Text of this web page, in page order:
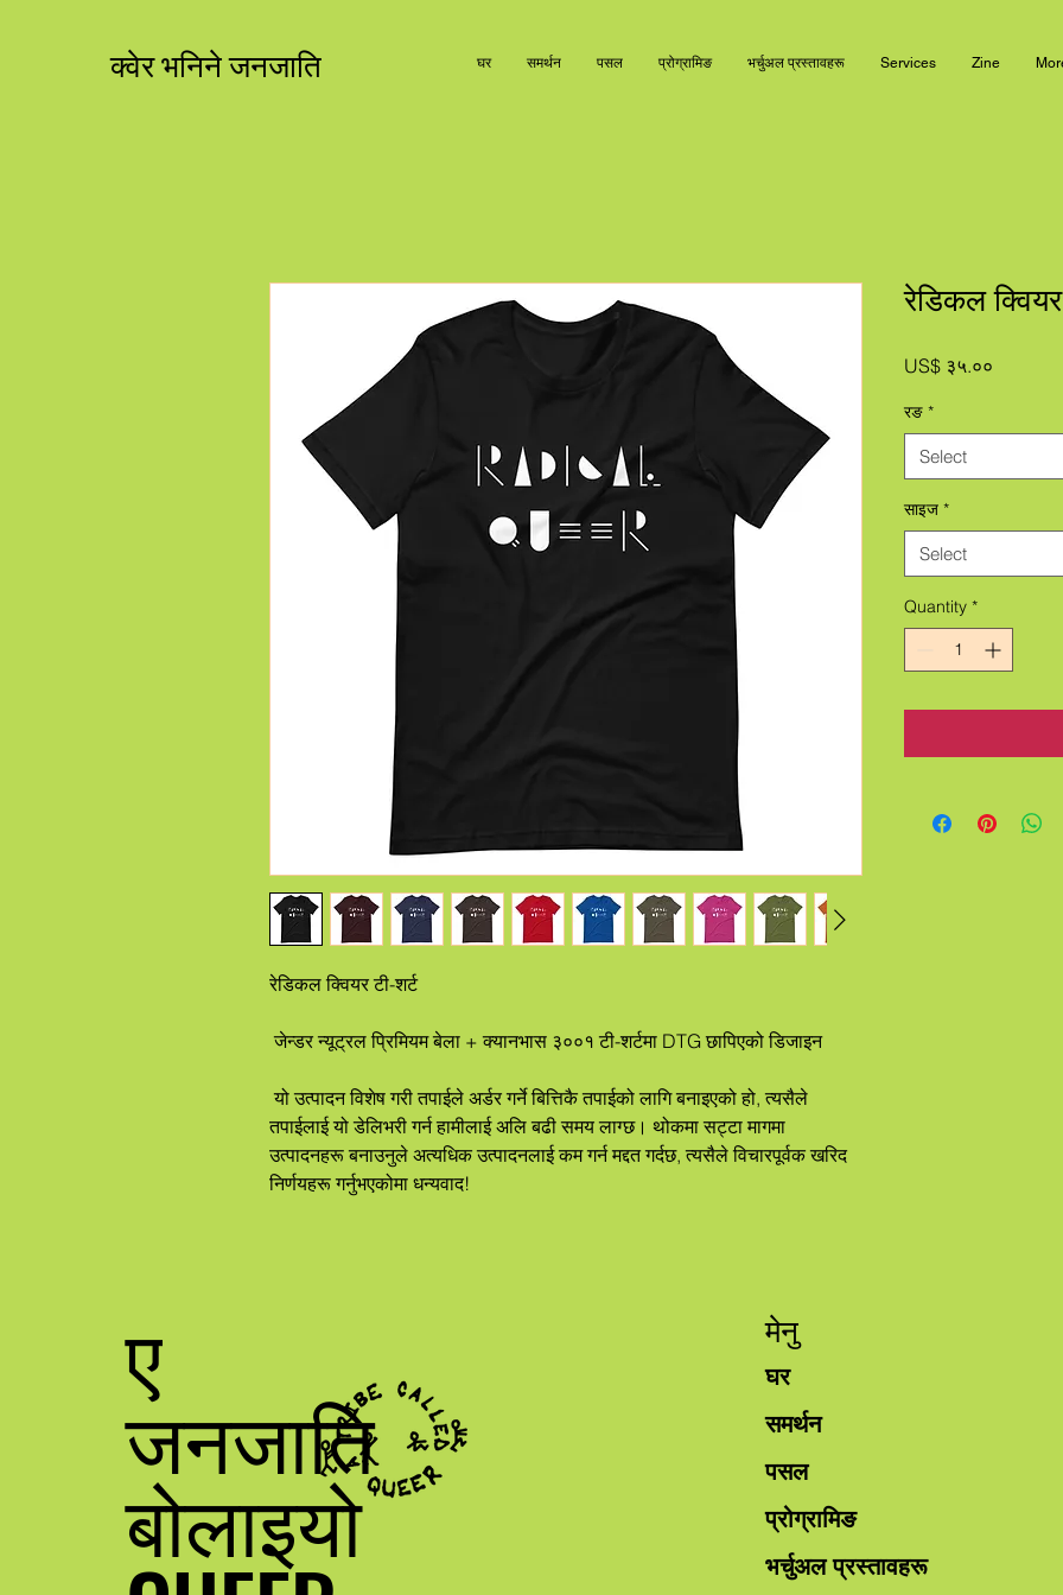
क्वेर भनिने जनजाति घर समर्थन पसल प्रोग्रामिङ भर्चुअल प्रस्तावहरू Services Zine
रेडिकल क्वियर टी-शर्ट
जेन्डर न्यूट्रल प्रिमियम बेला + क्यानभास ३००१ टी-शर्टमा DTG छापिएको डिजाइन
यो उत्पादन विशेष गरी तपाईले अर्डर गर्ने बित्तिकै तपाईको लागि बनाइएको हो, त्यसैले
तपाईलाई यो डेलिभरी गर्न हामीलाई अलि बढी समय लाग्छ। थोकमा सट्टा मागमा
उत्पादनहरू बनाउनुले अत्यधिक उत्पादनलाई कम गर्न मद्दत गर्दछ, त्यसैले विचारपूर्वक खरिद
निर्णयहरू गर्नुभएकोमा धन्यवाद!
रेडिकल
US$ ३५.००
रङ *
Select
साइज *
Select
Quantity *
ए
जनजाति
बोलाइयो
मेनु
घर
समर्थन
पसल
प्रोग्रामिङ
भर्चुअल प्रस्तावहरू